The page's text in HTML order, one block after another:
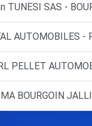
TUNESI SAS -
AUTOMOBILES -
PELLET
BOURGOIN